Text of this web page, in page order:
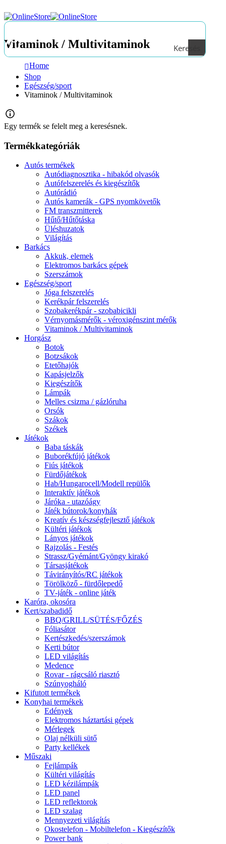
Keresés
Vitaminok / Multivitaminok
Home
Shop
Egészség/sport
Vitaminok / Multivitaminok
Egy termék se felelt meg a keresésnek.
Termékkategóriák
Autós termékek
Autódiagnosztika - hibakód olvasók
Autófelszerelés és kiegészítők
Autórádió
Autós kamerák - GPS nyomkövetők
FM transzmitterek
Hűtő/Hűtőtáska
Üléshuzatok
Világítás
Barkács
Akkuk, elemek
Elektromos barkács gépek
Szerszámok
Egészség/sport
Jóga felszerelés
Kerékpár felszerelés
Szobakerékpár - szobabicikli
Vérnyomásmérők - véroxigénszint mérők
Vitaminok / Multivitaminok
Horgász
Botok
Botzsákok
Etetőhajók
Kapásjelzők
Kiegészítők
Lámpák
Melles csizma / gázlóruha
Orsók
Szákok
Székek
Játékok
Baba táskák
Buborékfújó játékok
Fiús játékok
Fürdőjátékok
Hab/Hungarocell/Modell repülők
Interaktív játékok
Járóka - utazóágy
Játék bútorok/konyhák
Kreatív és készségfejlesztő játékok
Kültéri játékok
Lányos játékok
Rajzolás - Festés
Strassz/Gyémánt/Gyöngy kirakó
Társasjátékok
Távirányítós/RC játékok
Törölköző - fürdőlepedő
TV-játék - online játék
Karóra, okosóra
Kert/szabadidő
BBQ/GRILL/SÜTÉS/FŐZÉS
Fóliasátor
Kertészkedés/szerszámok
Kerti bútor
LED világítás
Medence
Rovar - rágcsáló riasztó
Szúnyogháló
Kifutott termékek
Konyhai termékek
Edények
Elektromos háztartási gépek
Mérlegek
Olaj nélküli sütő
Party kellékek
Műszaki
Fejlámpák
Kültéri világítás
LED kézilámpák
LED panel
LED reflektorok
LED szalag
Mennyezeti világítás
Okostelefon - Mobiltelefon - Kiegészítők
Power bank